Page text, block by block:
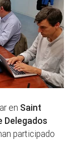
en Saint
Delegados
participado